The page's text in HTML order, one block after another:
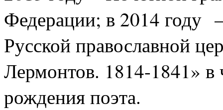
Федерации; в 2014 году
Русской православной
Лермонтов. 1814-1841» в
рождения поэта.